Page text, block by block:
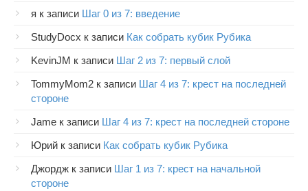
я к записи Шаг 0 из 7: введение
StudyDocx к записи Как собрать кубик Рубика
KevinJM к записи Шаг 2 из 7: первый слой
TommyMom2 к записи Шаг 4 из 7: крест на последней
стороне
Jame к записи Шаг 4 из 7: крест на последней стороне
Юрий к записи Как собрать кубик Рубика
Джордж к записи Шаг 1 из 7: крест на начальной
стороне